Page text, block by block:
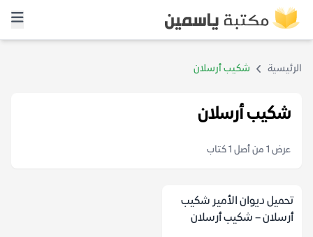
الرئيسية شكيب أرسلان
شكيب أرسلان
عرض 1 من أصل 1 كتاب
تحميل ديوان الأمير شكيب
أرسلان – شكيب أرسلان